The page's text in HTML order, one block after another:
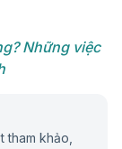
Những việc
khảo,